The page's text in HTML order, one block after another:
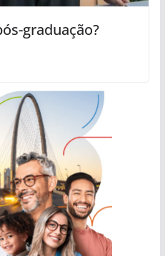
graduação?